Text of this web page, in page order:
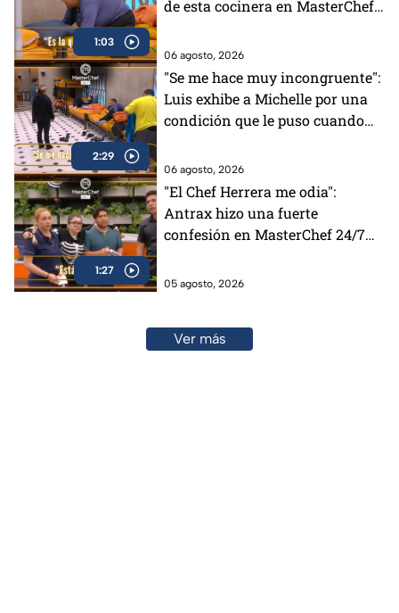
1:03
de esta cocinera en MasterChef
06 agosto, 2026
2:29
"Se me hace muy incongruente":
Luis exhibe a Michelle por una
condición que le puso cuando
06 agosto, 2026
1:27
"El Chef Herrera me odia":
Antrax hizo una fuerte
confesión en MasterChef 24/7
05 agosto, 2026
Ver más